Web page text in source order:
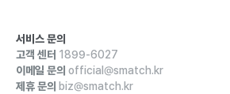
서비스 문의
고객 센터 1899-6027
이메일 문의 official@smatch.kr
제휴 문의 biz@smatch.kr